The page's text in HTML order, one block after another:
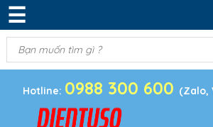
DANH MỤC SẢN PHẨM
KIM KHÍ
ĐIỆN TRỞ & TỤ ĐIỆN
BOARD PHÁT TRIỂN
MODULE CẢM BIẾN
☰
Hotline: 0988 300 600 (Zalo,